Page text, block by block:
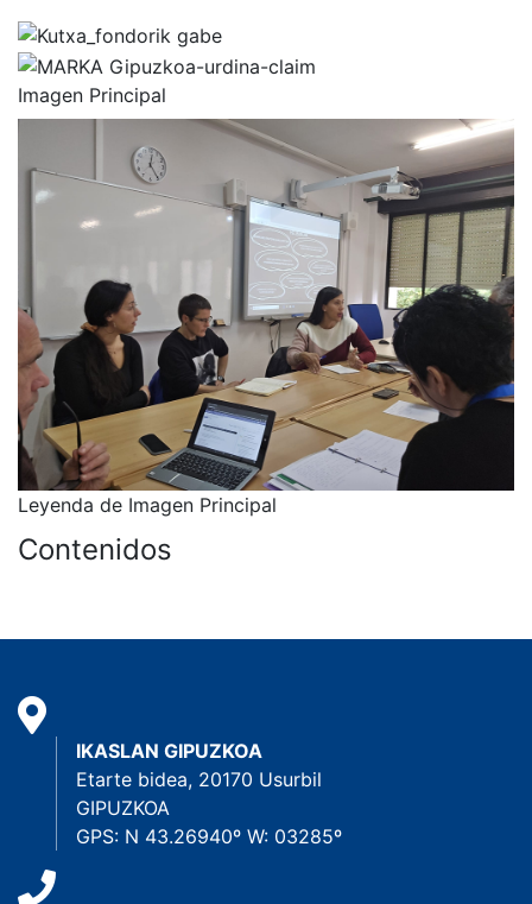
Imagen Principal
Leyenda de Imagen Principal
Contenidos
IKASLAN GIPUZKOA
Etarte bidea, 20170 Usurbil
GIPUZKOA
GPS: N 43.26940º W: 03285º